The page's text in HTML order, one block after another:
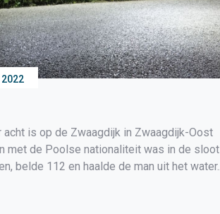
acht is op de Zwaagdijk in Zwaagdijk-Oost
met de Poolse nationaliteit was in de sloot
belde 112 en haalde de man uit het water.